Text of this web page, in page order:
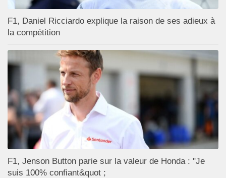
F1, Daniel Ricciardo explique la raison de ses adieux à
la compétition
F1, Jenson Button parie sur la valeur de Honda : "Je
suis 100% confiant&quot ;